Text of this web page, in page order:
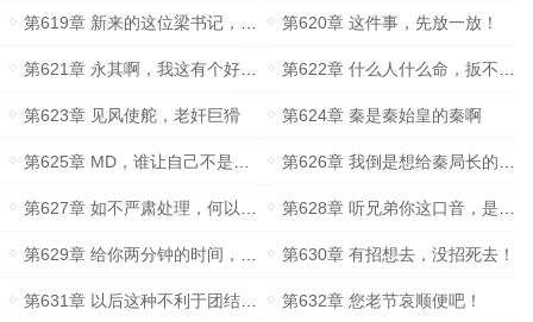
第619章 新来的这位梁书记，不是个好惹的！ 第620章 这件事，先放一放！
第621章 永其啊，我这有个好消息，要告诉你！ 第622章 什么人什么命，扳不倒尖尖腚！
第623章 见风使舵，老奸巨猾 第624章 秦是秦始皇的秦啊
第625章 MD，谁让自己不是市委书记呢！ 第626章 我倒是想给秦局长的儿子一次机会
第627章 如不严肃处理，何以服众？ 第628章 听兄弟你这口音，是东北银吧？
第629章 给你两分钟的时间，把这件事处理好！ 第630章 有招想去，没招死去！
第631章 以后这种不利于团结的话，不要说！ 第632章 您老节哀顺便吧！